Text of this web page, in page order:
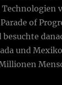
of
und